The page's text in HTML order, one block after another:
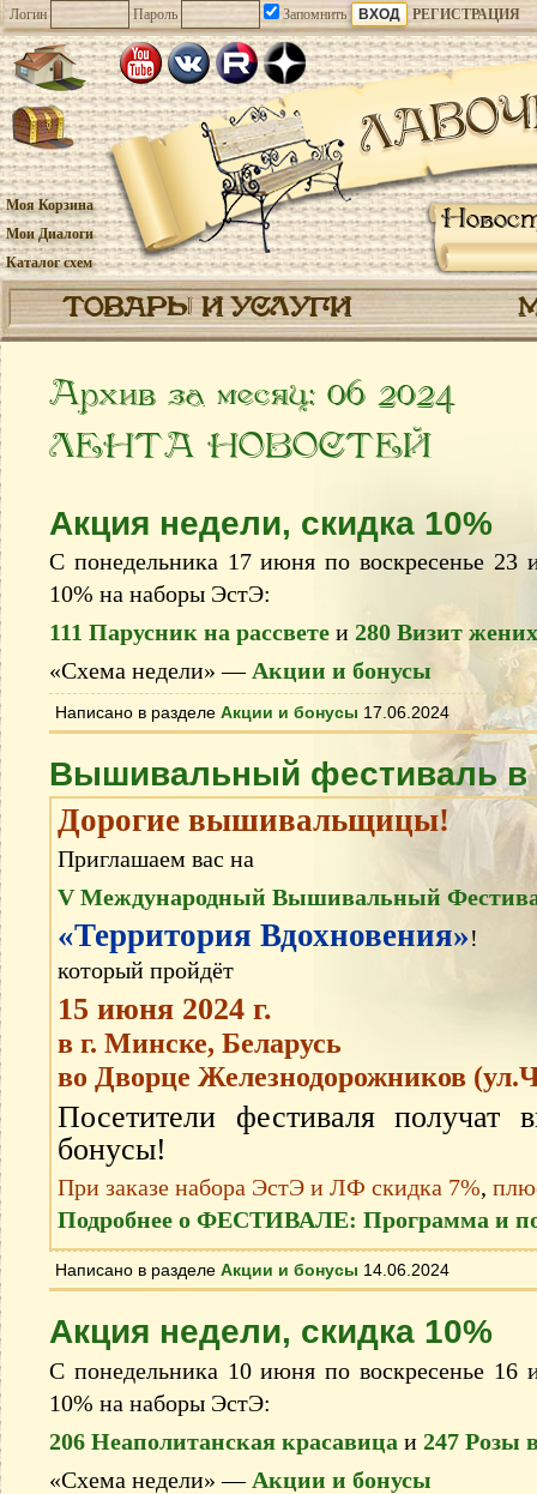
Логин Пароль Запомнить РЕГИСТРАЦИЯ
Моя Корзина
Мои Диалоги
Каталог схем
ТОВАРЫ И УСЛУГИ
Архив за месяц: 06 2024
ЛЕНТА НОВОСТЕЙ
Акция недели, скидка 10%
С понедельника 17 июня по воскресенье 23
10% на наборы ЭстЭ:
111 Парусник на рассвете и 280 Визит
«Схема недели» — Акции и бонусы
Написано в разделе Акции и бонусы 17.06.2024
Вышивальный фестиваль в
Дорогие вышивальщицы!
Приглашаем вас на
V Международный Вышивальный
«Территория Вдохновения»!
который пройдёт
15 июня 2024 г.
в г. Минске, Беларусь
во Дворце Железнодорожников
Посетители фестиваля получат
бонусы!
При заказе набора ЭстЭ и ЛФ скидка 7%,
Подробнее о ФЕСТИВАЛЕ: Программа и
Написано в разделе Акции и бонусы 14.06.2024
Акция недели, скидка 10%
С понедельника 10 июня по воскресенье 16
10% на наборы ЭстЭ:
206 Неаполитанская красавица и 247 Розы
«Схема недели» — Акции и бонусы